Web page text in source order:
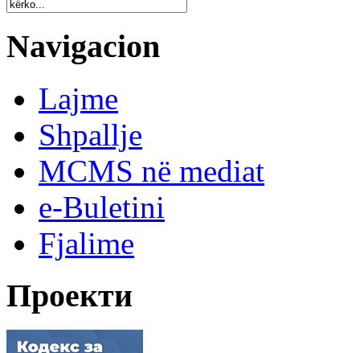
Navigacion
Lajme
Shpallje
MCMS në mediat
e-Buletini
Fjalime
Проекти